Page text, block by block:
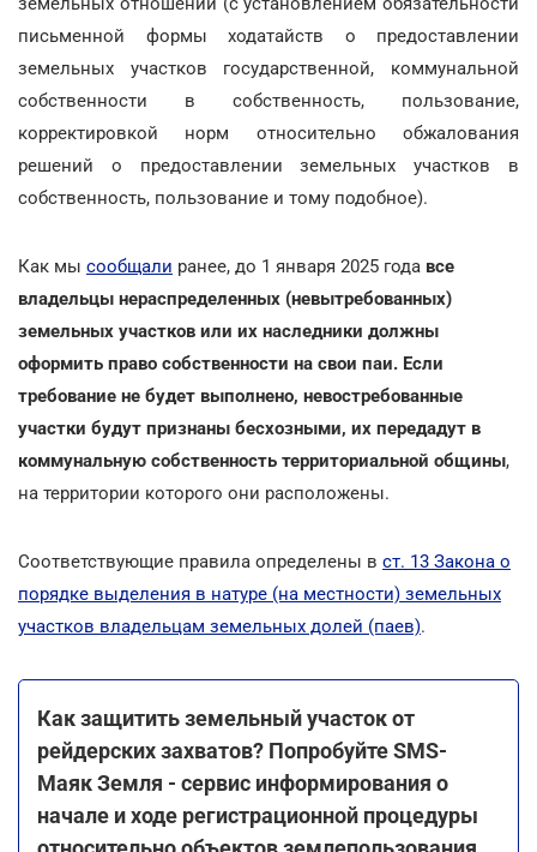
письменной формы ходатайств о предоставлении
земельных участков государственной, коммунальной
собственности в собственность, пользование,
корректировкой норм относительно обжалования
решений о предоставлении земельных участков в
собственность, пользование и тому подобное).
Как мы сообщали ранее, до 1 января 2025 года все
владельцы нераспределенных (невытребованных)
земельных участков или их наследники должны
оформить право собственности на свои паи. Если
требование не будет выполнено, невостребованные
участки будут признаны бесхозными, их передадут в
коммунальную собственность территориальной общины,
на территории которого они расположены.
Соответствующие правила определены в ст. 13 Закона о
порядке выделения в натуре (на местности) земельных
участков владельцам земельных долей (паев).
Как защитить земельный участок от
рейдерских захватов? Попробуйте SMS-
Маяк Земля - сервис информирования о
начале и ходе регистрационной процедуры